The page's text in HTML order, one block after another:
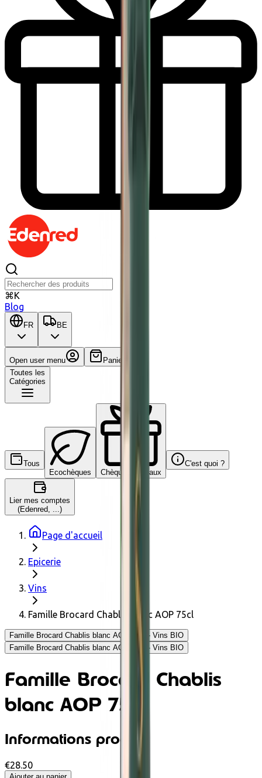
⌘K
Blog
FR BE
Open user menu
Panier
Toutes les
Catégories
Tous
Ecochèques
Chèques-cadeaux
C'est quoi ?
Lier mes comptes
(Edenred, ...)
Page d'accueil
Epicerie
Vins
Famille Brocard Chablis blanc AOP 75cl
Famille Brocard Chablis blanc AOP 75cl - Vins BIO
Famille Brocard Chablis blanc AOP 75cl - Vins BIO
Famille Brocard Chablis
blanc AOP 75cl
Informations produit
€28.50